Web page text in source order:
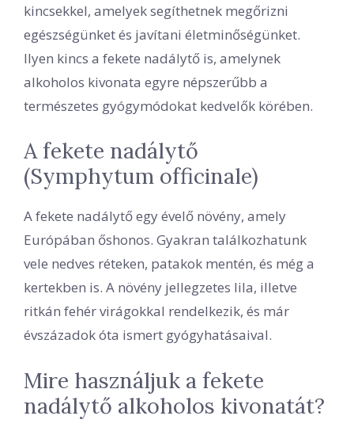
kincsekkel, amelyek segíthetnek megőrizni
egészségünket és javítani életminőségünket.
Ilyen kincs a fekete nadálytő is, amelynek
alkoholos kivonata egyre népszerűbb a
természetes gyógymódokat kedvelők körében.
A fekete nadálytő
(Symphytum officinale)
A fekete nadálytő egy évelő növény, amely
Európában őshonos. Gyakran találkozhatunk
vele nedves réteken, patakok mentén, és még a
kertekben is. A növény jellegzetes lila, illetve
ritkán fehér virágokkal rendelkezik, és már
évszázadok óta ismert gyógyhatásaival.
Mire használjuk a fekete
nadálytő alkoholos kivonatát?